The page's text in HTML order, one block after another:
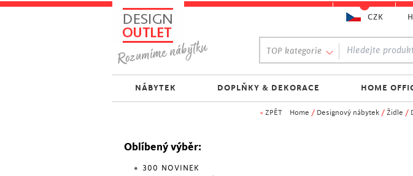
< ZPĚT Home / Designový nábytek / Židle /
Oblíbený výběr:
300 NOVINEK
TOP kategorie
NÁBYTEK DOPLŇKY & DEKORACE HOME
CZK